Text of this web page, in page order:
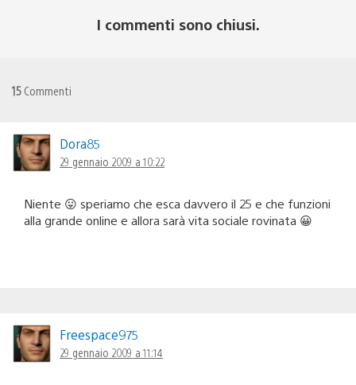
I commenti sono chiusi.
15 Commenti
Dora85
29 gennaio 2009 a 10:22
Niente 😛 speriamo che esca davvero il 25 e che funzioni
alla grande online e allora sarà vita sociale rovinata 😀
Freespace975
29 gennaio 2009 a 11:14